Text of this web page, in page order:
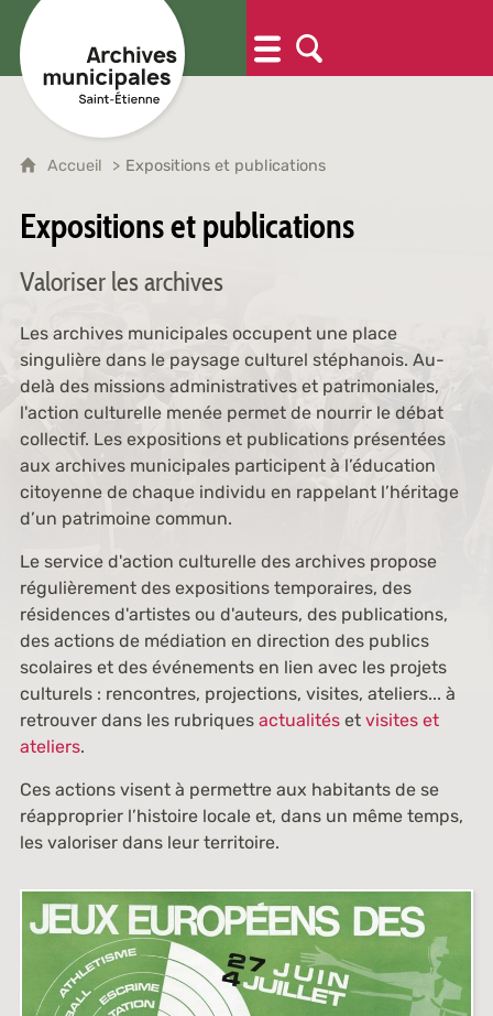
Accueil Expositions et publications
Expositions et publications
Valoriser les archives
Les archives municipales occupent une place
singulière dans le paysage culturel stéphanois. Au-
delà des missions administratives et patrimoniales,
l'action culturelle menée permet de nourrir le débat
collectif. Les expositions et publications présentées
aux archives municipales participent à l’éducation
citoyenne de chaque individu en rappelant l’héritage
d’un patrimoine commun.
Le service d'action culturelle des archives propose
régulièrement des expositions temporaires, des
résidences d'artistes ou d'auteurs, des publications,
des actions de médiation en direction des publics
scolaires et des événements en lien avec les projets
culturels : rencontres, projections, visites, ateliers... à
retrouver dans les rubriques actualitéset visites et
ateliers.
Ces actions visent à permettre aux habitants de se
réapproprier l’histoire locale et, dans un même temps,
les valoriser dans leur territoire.